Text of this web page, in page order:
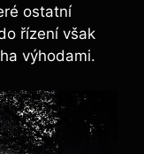
ostatní
řízení však
výhodami.